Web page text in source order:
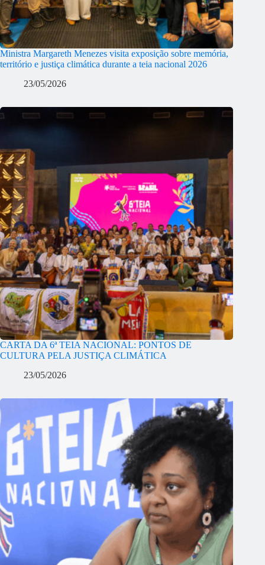
Ministra Margareth Menezes visita exposição sobre memória,
território e justiça climática durante a teia nacional 2026
23/05/2026
CARTA DA 6ª TEIA NACIONAL: PONTOS DE
CULTURA PELA JUSTIÇA CLIMÁTICA
23/05/2026